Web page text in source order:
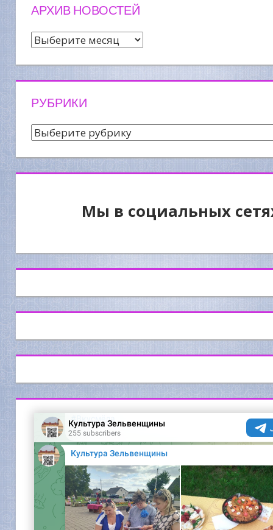
АРХИВ НОВОСТЕЙ
Архив
РУБРИКИ
Рубрики
Мы в социальных